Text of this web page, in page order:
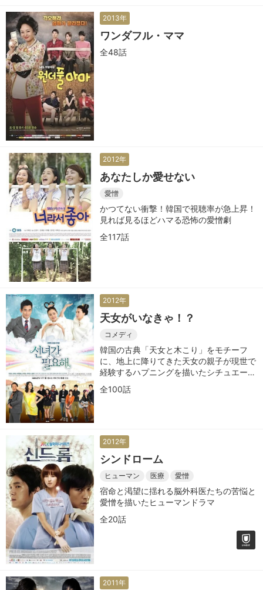
2013年
ワンダフル・ママ
全48話
2012年
あなたしか愛せない
愛憎
かつてない衝撃！韓国で視聴率が急上昇！
見れば見るほどハマる恐怖の愛憎劇
全117話
2012年
天女がいなきゃ！？
コメディ
韓国の古典「天女と木こり」をモチーフ
に、地上に降りてきた天女の親子が現世で
経験するハプニングを描いたシチュエーシ
ョン・コメディー
全100話
2012年
シンドローム
ヒューマン 医療 愛憎
宿命と渇望に揺れる脳外科医たちの苦悩と
愛憎を描いたヒューマンドラマ
全20話
2011年